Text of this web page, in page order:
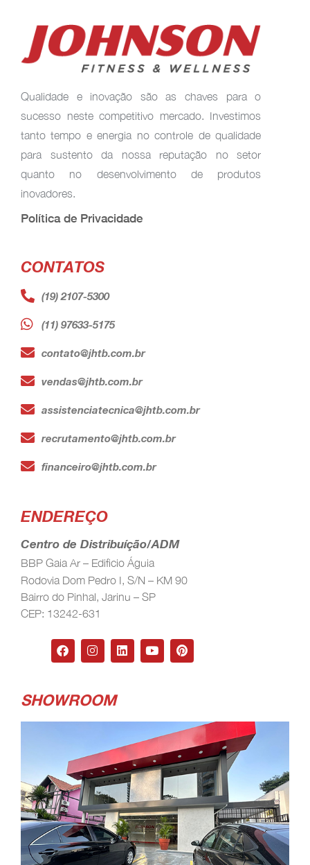
Qualidade e inovação são as chaves para o
sucesso neste competitivo mercado. Investimos
tanto tempo e energia no controle de qualidade
para sustento da nossa reputação no setor
quanto no desenvolvimento de produtos
inovadores.
Política de Privacidade
CONTATOS
(19) 2107-5300
(11) 97633-5175
contato@jhtb.com.br
vendas@jhtb.com.br
assistenciatecnica@jhtb.com.br
recrutamento@jhtb.com.br
financeiro@jhtb.com.br
ENDEREÇO
Centro de Distribuíção/ADM
BBP Gaia Ar – Edificio Águia
Rodovia Dom Pedro I, S/N – KM 90
Bairro do Pinhal, Jarinu – SP
CEP: 13242-631
SHOWROOM